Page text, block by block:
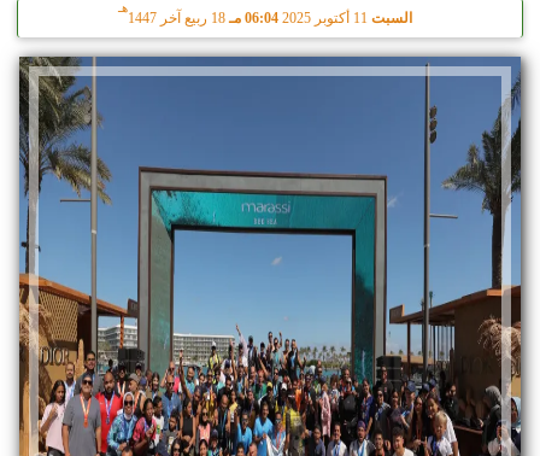
السبت 06:04 مـ 18 ربيع آخر 1447
هـ